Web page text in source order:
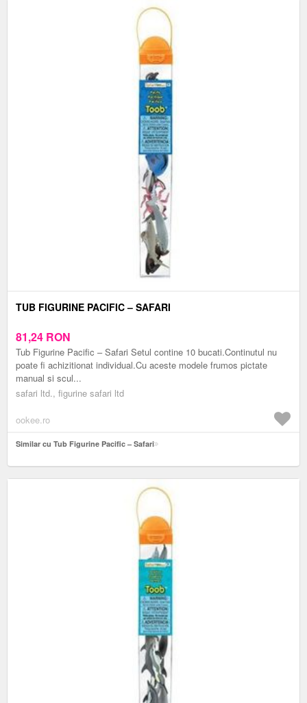
TUB FIGURINE PACIFIC – SAFARI
81,24 RON
Tub Figurine Pacific – Safari Setul contine 10 bucati.Continutul nu
poate fi achizitionat individual.Cu aceste modele frumos pictate
manual si scul...
safari ltd., figurine safari ltd
ookee.ro
Similar cu Tub Figurine Pacific – Safari